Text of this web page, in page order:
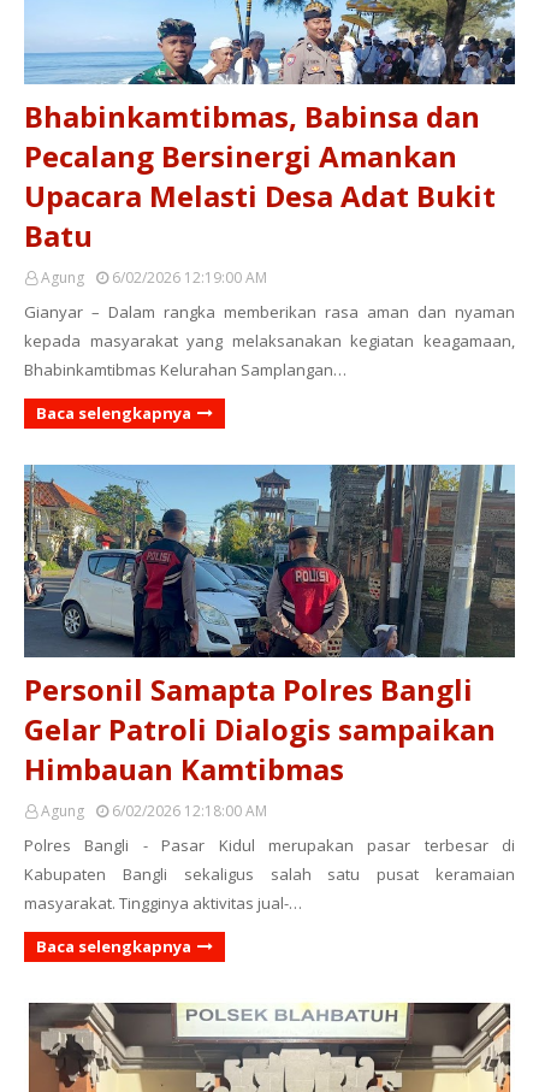
Bhabinkamtibmas, Babinsa dan
Pecalang Bersinergi Amankan
Upacara Melasti Desa Adat Bukit
Batu
Agung 6/02/2026 12:19:00 AM
Gianyar – Dalam rangka memberikan rasa aman dan nyaman
kepada masyarakat yang melaksanakan kegiatan keagamaan,
Bhabinkamtibmas Kelurahan Samplangan…
Baca selengkapnya
Personil Samapta Polres Bangli
Gelar Patroli Dialogis sampaikan
Himbauan Kamtibmas
Agung 6/02/2026 12:18:00 AM
Polres Bangli - Pasar Kidul merupakan pasar terbesar di
Kabupaten Bangli sekaligus salah satu pusat keramaian
masyarakat. Tingginya aktivitas jual-…
Baca selengkapnya